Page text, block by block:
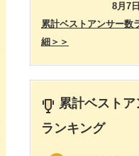
8月7
累計ベストアンサー数
細＞＞
累計ベスト
ランキング